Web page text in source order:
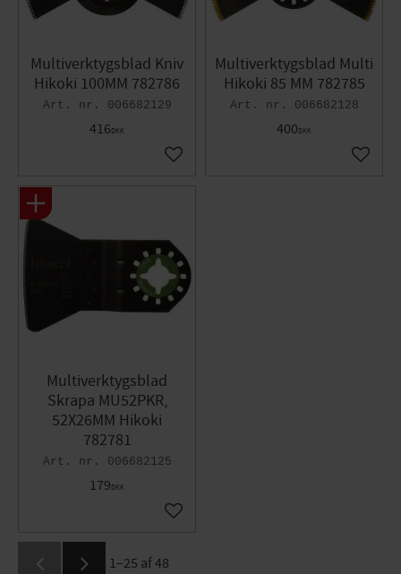
Multiverktygsblad Kniv
Hikoki 100MM 782786
006682129
416DKK
Gem som favorit
Multiverktygsblad Multi
Hikoki 85 MM 782785
006682128
400DKK
Gem
Multiverktygsblad
Skrapa MU52PKR,
52X26MM Hikoki
782781
006682125
179DKK
Gem som favorit
1–25 af48